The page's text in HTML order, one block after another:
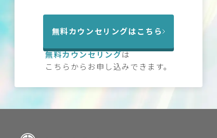
無料カウンセリングはこちら
無料カウンセリングは
こちらからお申し込みできます。